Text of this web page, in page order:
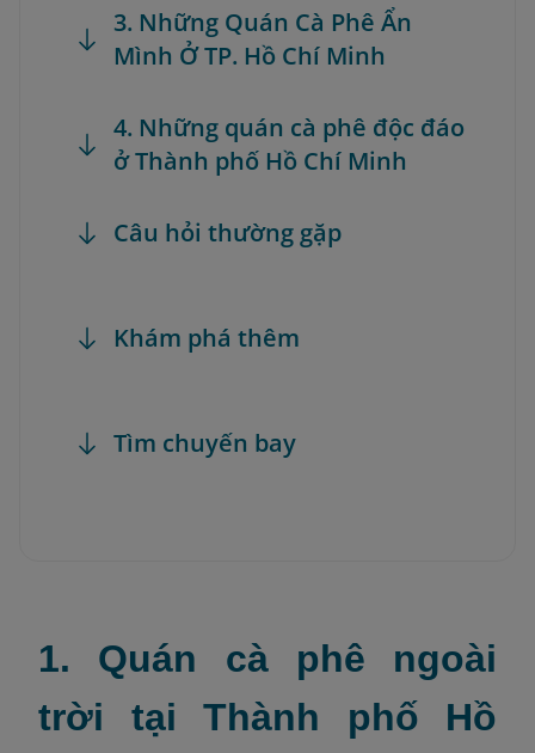
3. Những Quán Cà Phê Ẩn
Mình Ở TP. Hồ Chí Minh
4. Những quán cà phê độc đáo
ở Thành phố Hồ Chí Minh
Câu hỏi thường gặp
Khám phá thêm
Tìm chuyến bay
1. Quán cà phê ngoài
trời tại Thành phố Hồ